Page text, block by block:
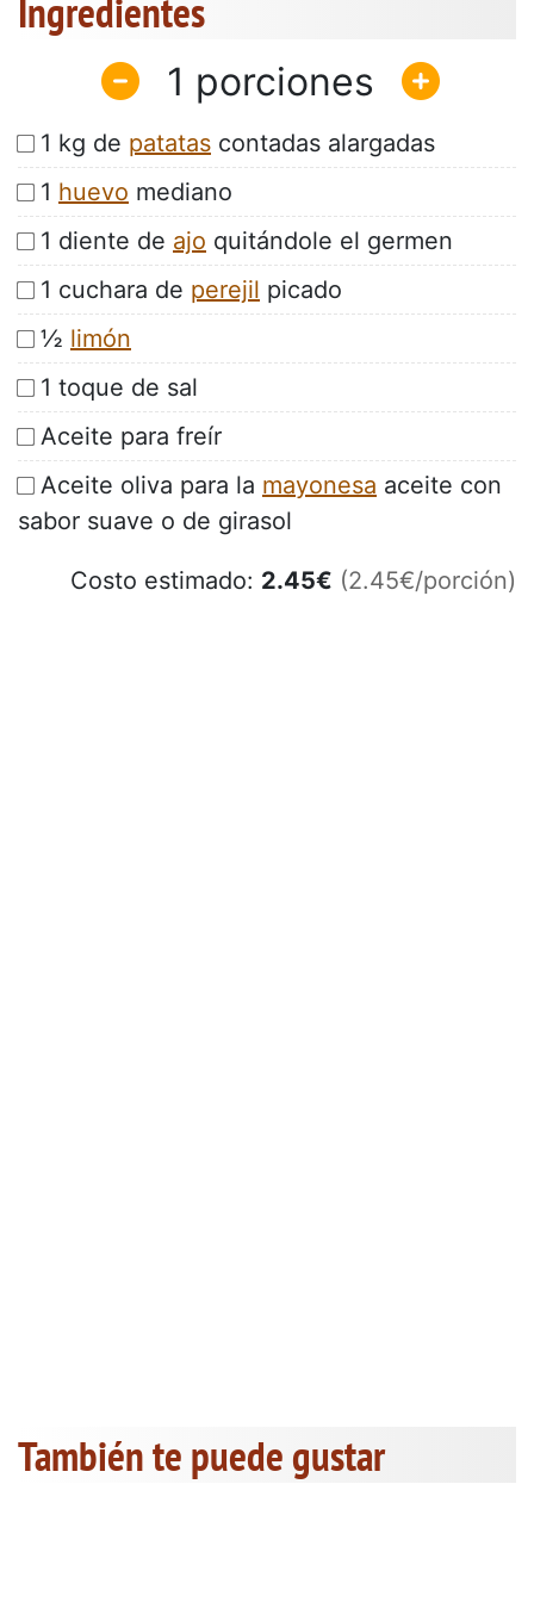
Ingredientes
1
1 kg de patatas contadas alargadas
1 huevo mediano
1 diente de ajo quitándole el germen
1 cuchara de perejil picado
½ limón
1 toque de sal
Aceite para freír
Aceite oliva para la mayonesa aceite con
sabor suave o de girasol
Costo estimado: 2.45€ (2.45€/porción)
También te puede gustar